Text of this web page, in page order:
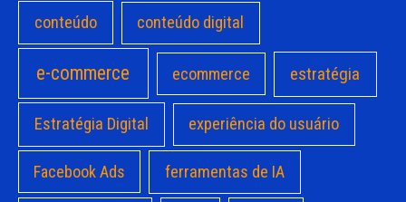
conteúdo conteúdo digital
e-commerce ecommerce estratégia
Estratégia Digital experiência do usuário
Facebook Ads ferramentas de IA